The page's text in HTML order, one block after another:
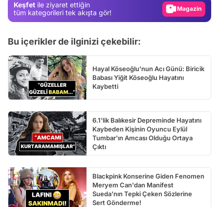
Keşfet ile ziyaret ettiğin
tüm kategorileri tek akışta gör!
Video
Bu içerikler de ilginizi çekebilir:
Hayal Köseoğlu'nun Acı Günü: Biricik
Babası Yiğit Köseoğlu Hayatını
Kaybetti
6.1'lik Balıkesir Depreminde Hayatını
Kaybeden Kişinin Oyuncu Eylül
Tumbar'ın Amcası Olduğu Ortaya
Çıktı
Blackpink Konserine Giden Fenomen
Meryem Can'dan Manifest
Sueda'nın Tepki Çeken Sözlerine
Sert Gönderme!